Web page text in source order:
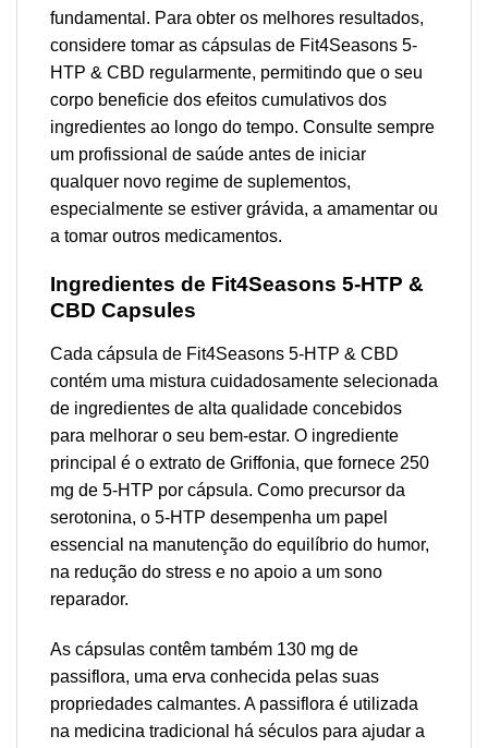
fundamental. Para obter os melhores resultados,
considere tomar as cápsulas de Fit4Seasons 5-
HTP & CBD regularmente, permitindo que o seu
corpo beneficie dos efeitos cumulativos dos
ingredientes ao longo do tempo. Consulte sempre
um profissional de saúde antes de iniciar
qualquer novo regime de suplementos,
especialmente se estiver grávida, a amamentar ou
a tomar outros medicamentos.
Ingredientes de Fit4Seasons 5-HTP &
CBD Capsules
Cada cápsula de Fit4Seasons 5-HTP & CBD
contém uma mistura cuidadosamente selecionada
de ingredientes de alta qualidade concebidos
para melhorar o seu bem-estar. O ingrediente
principal é o extrato de Griffonia, que fornece 250
mg de 5-HTP por cápsula. Como precursor da
serotonina, o 5-HTP desempenha um papel
essencial na manutenção do equilíbrio do humor,
na redução do stress e no apoio a um sono
reparador.
As cápsulas contêm também 130 mg de
passiflora, uma erva conhecida pelas suas
propriedades calmantes. A passiflora é utilizada
na medicina tradicional há séculos para ajudar a